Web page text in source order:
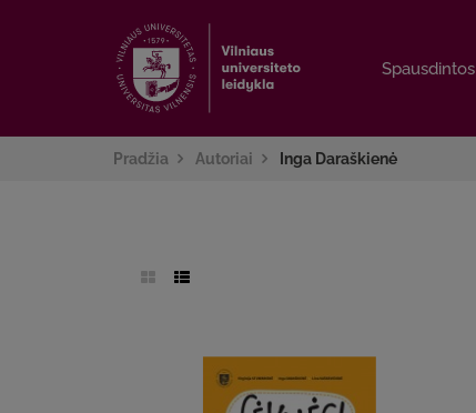
Spausdintos
Spausdintos
Pradžia Autoriai Inga Daraškienė